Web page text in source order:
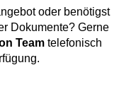
oder benötigst
Dokumente? Gerne
Team telefonisch